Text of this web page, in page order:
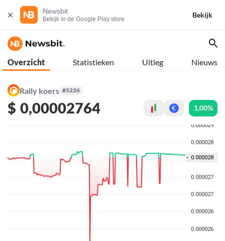
Newsbit
Bekijk in de Google Play store
Bekijk
Overzicht Statistieken Uitleg Nieuws
Rally koers #5226
$ 0,00002764 € 1,00%